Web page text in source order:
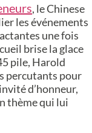
, le Chinese
les événements
une fois
brise la glace
pile, Harold
percutants pour
d’honneur,
thème qui lui